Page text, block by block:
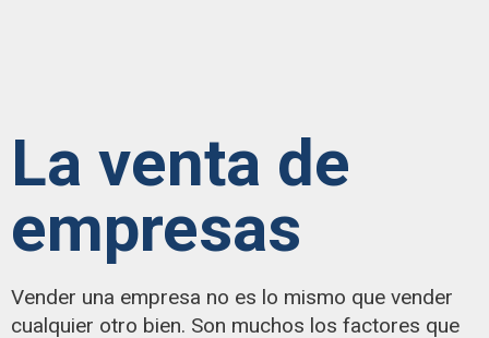
La venta de
empresas
Vender una empresa no es lo mismo que vender
cualquier otro bien. Son muchos los factores que